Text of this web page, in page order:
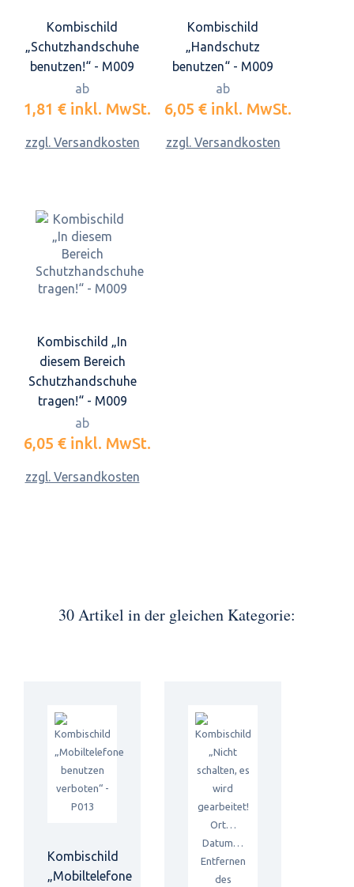
Kombischild
„Schutzhandschuhe
benutzen!“ - M009
ab
1,81 € inkl. MwSt.
zzgl. Versandkosten
Kombischild
„Handschutz
benutzen“ - M009
ab
6,05 € inkl. MwSt.
zzgl. Versandkosten
Kombischild „In
diesem Bereich
Schutzhandschuhe
tragen!“ - M009
ab
6,05 € inkl. MwSt.
zzgl. Versandkosten
30 Artikel in der gleichen Kategorie:
Kombischild
„Mobiltelefone